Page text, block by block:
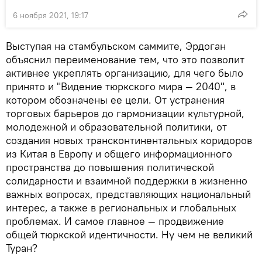
6 ноября 2021, 19:17
Выступая на стамбульском саммите, Эрдоган
объяснил переименование тем, что это позволит
активнее укреплять организацию, для чего было
принято и "Видение тюркского мира — 2040", в
котором обозначены ее цели. От устранения
торговых барьеров до гармонизации культурной,
молодежной и образовательной политики, от
создания новых трансконтинентальных коридоров
из Китая в Европу и общего информационного
пространства до повышения политической
солидарности и взаимной поддержки в жизненно
важных вопросах, представляющих национальный
интерес, а также в региональных и глобальных
проблемах. И самое главное — продвижение
общей тюркской идентичности. Ну чем не великий
Туран?